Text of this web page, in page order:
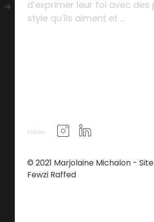
d’exprimer leur foi avec
style qu’ils aiment et ...
Follow
© 2021 Marjolaine Michalon -
Fewzi Raffed